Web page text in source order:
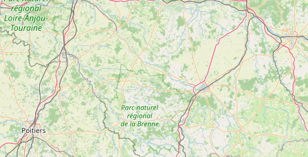
Qualification Stagiaires
Les résultats par épreuves